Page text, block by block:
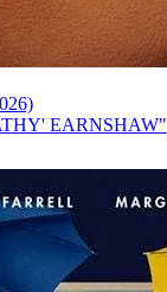
EARNSHAW"